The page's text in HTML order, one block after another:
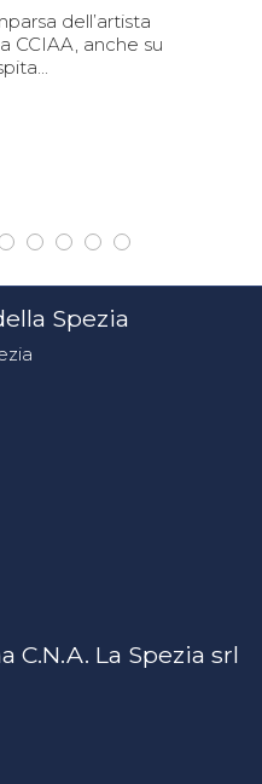
dell’artista
CCIAA, anche su
Spezia
C.N.A. La Spezia srl